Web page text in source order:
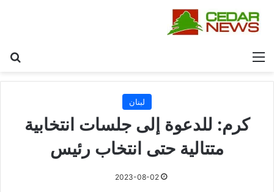
القائمة
لبنان
كرم: للدعوة إلى جلسات انتخابية
متتالية حتى انتخاب رئيس
2023-08-02